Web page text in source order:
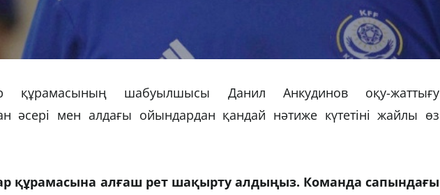
құрамасының шабуылшысы Данил Анкудинов оқу-жаттығу
әсері мен алдағы ойындардан қандай нәтиже күтетіні жайлы өз
құрамасына алғаш рет шақырту алдыңыз. Команда сапындағы